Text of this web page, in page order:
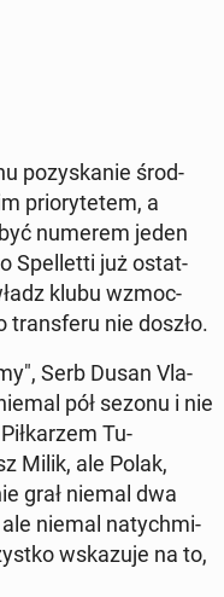
pozyskanie środ­
pri­o­ry­tetem, a
numerem jeden
Spel­let­ti już os­tat­
klubu wz­moc­
trans­feru nie doszło.
Serb Dusan Vla­
pół sezonu i nie
Tu­
Milik, ale Polak,
grał niemal dwa
ale niemal naty­ch­mi­
wskazu­je na to,